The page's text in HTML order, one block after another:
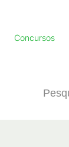
Concursos